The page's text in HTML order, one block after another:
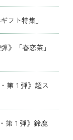
フト特集」
》「春恋茶」
第１弾》超ス
第１弾》鈴鹿